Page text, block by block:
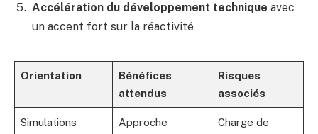
Accélération du développement technique avec
un accent fort sur la réactivité
Orientation
Bénéfices
attendus
Risques
associés
Simulations Approche Charge de